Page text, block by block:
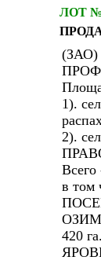
ЛОТ
(ЗАО)
1).
2).
в том
420